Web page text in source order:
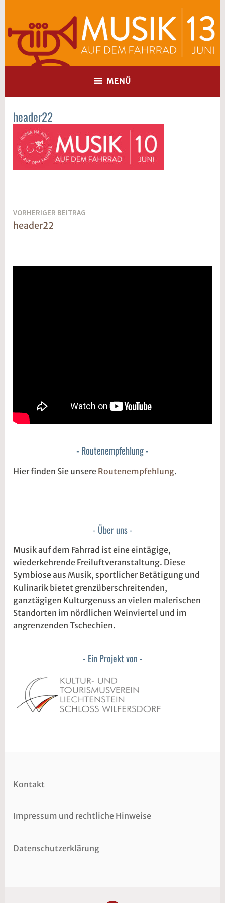
springen
MENÜ
header22
Beitragsnavigation
VORHERIGER BEITRAG
header22
Routenempfehlung
Hier finden Sie unsere Routenempfehlung.
Über uns
Musik auf dem Fahrrad ist eine eintägige,
wiederkehrende Freiluftveranstaltung. Diese
Symbiose aus Musik, sportlicher Betätigung und
Kulinarik bietet grenzüberschreitenden,
ganztägigen Kulturgenuss an vielen malerischen
Standorten im nördlichen Weinviertel und im
angrenzenden Tschechien.
Ein Projekt von
Kontakt
Impressum und rechtliche Hinweise
Datenschutzerklärung